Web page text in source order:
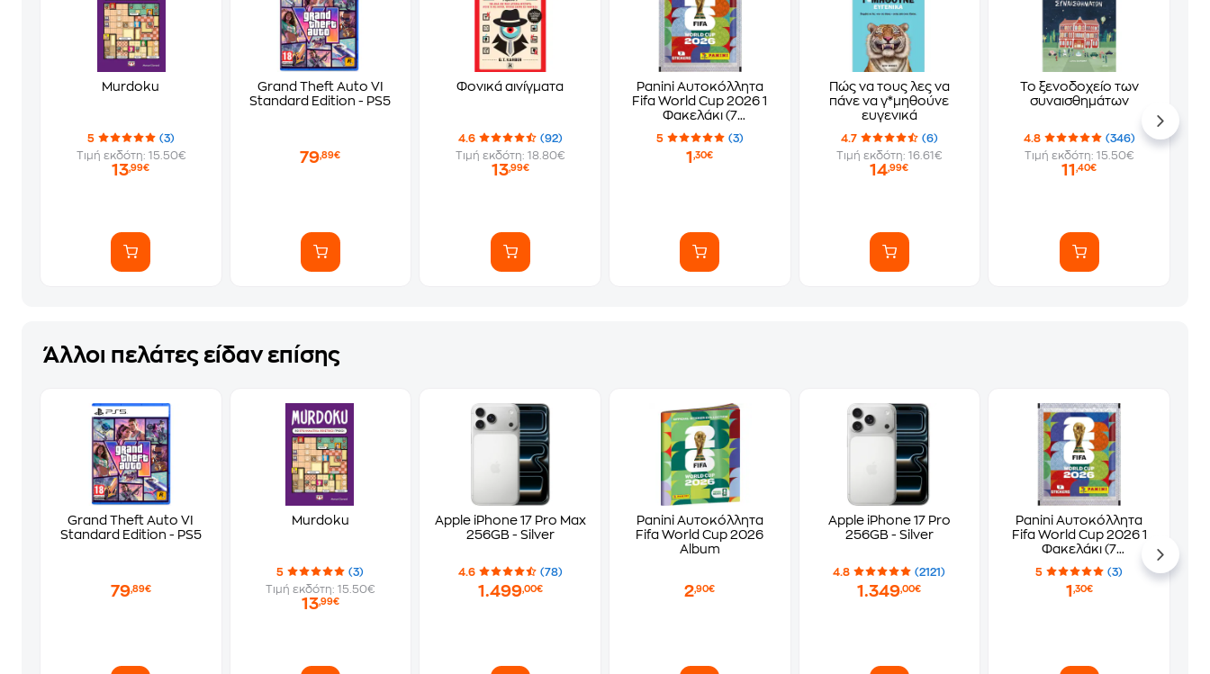
Murdoku
5
(3)
Τιμή εκδότη: 15.50€
13,99€
Grand Theft Auto VI
Standard Edition - PS5
79,89€
Φονικά αινίγματα
4.6
(92)
Τιμή εκδότη: 18.80€
13,99€
Panini Αυτοκόλλητα
Fifa World Cup 2026 1
Φακελάκι (7
5 (3)
1,30€
Πώς να τους λες να
πάνε να γ*μηθούνε
ευγενικά
4.7
(6)
Τιμή εκδότη: 16.61€
14,99€
Το ξενοδοχείο των
συναισθημάτων
4.8
(346)
Τιμή εκδότη: 15.50€
11,40€
Άλλοι πελάτες είδαν επίσης
Grand Theft Auto VI
Standard Edition - PS5
79,89€
Murdoku
5
(3)
Τιμή εκδότη: 15.50€
13,99€
Apple iPhone 17 Pro Max
256GB - Silver
4.6 (78)
1.499,00€
Panini Αυτοκόλλητα
Fifa World Cup 2026
Album
2,90€
Apple iPhone 17 Pro
256GB - Silver
4.8 (2121)
1.349,00€
Panini Αυτοκόλλητα
Fifa World Cup 2026 1
Φακελάκι (7
5 (3)
1 ,30€